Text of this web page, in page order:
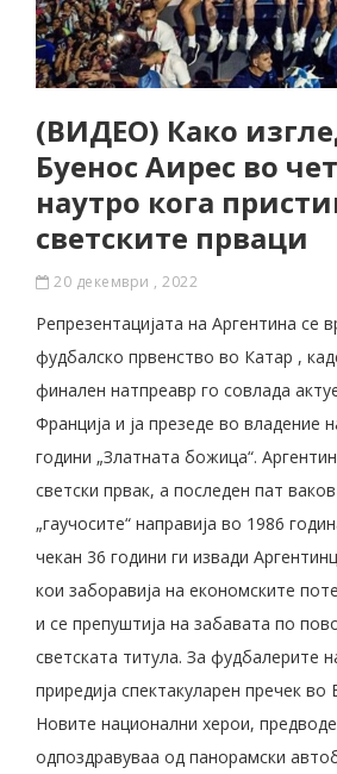
(ВИДЕО) Како
Буенос Аирес во
наутро кога
светските прваци
20 декември , 2022
Репрезентацијата на Аргентина се
фудбалско првенство во Катар ,
финален натпреавр го совлада
Франција и ја презеде во владение
години „Златната божица“.
светски првак, а последен пат
„гаучосите“ направија во 1986
чекан 36 години ги извади
кои заборавија на економските
и се препуштија на забавата по
светската титула. За фудбалерите
приредија спектакуларен пречек во
Новите национални херои,
одпоздравуваа од панорамски